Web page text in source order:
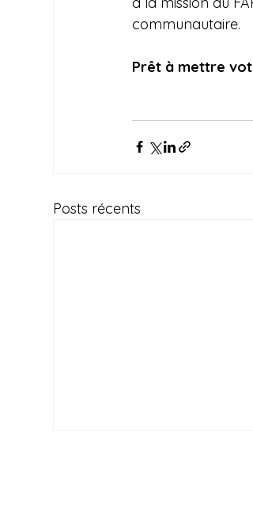
communautaire.
Prêt à mettre
Posts récents